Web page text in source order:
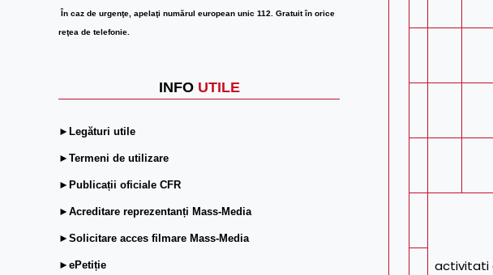
În caz de urgenţe, apelaţi numărul european unic 112. Gratuit în orice
reţea de telefonie.
INFO UTILE
►Legături utile
►Termeni de utilizare
►Publicații oficiale CFR
►Acreditare reprezentanți Mass-Media
►Solicitare acces filmare Mass-Media
►ePetiție
activitati